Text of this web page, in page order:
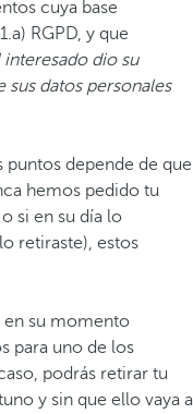
cuya base
RGPD, y que
interesado dio su
datos personales
depende de que
hemos pedido tu
si en su día lo
retiraste), estos
en su momento
para uno de los
podrás retirar tu
y sin que ello vaya a